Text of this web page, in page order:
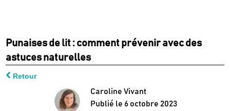
Punaises de lit : comment prévenir avec des
astuces naturelles
Retour
Caroline Vivant
Publié le 6 octobre 2023